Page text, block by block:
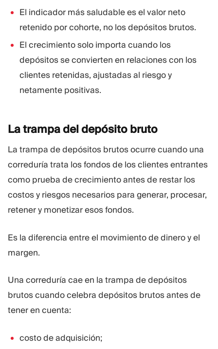
El indicador más saludable es el valor neto
retenido por cohorte, no los depósitos brutos.
El crecimiento solo importa cuando los
depósitos se convierten en relaciones con los
clientes retenidas, ajustadas al riesgo y
netamente positivas.
La trampa del depósito bruto
La trampa de depósitos brutos ocurre cuando una
correduría trata los fondos de los clientes entrantes
como prueba de crecimiento antes de restar los
costos y riesgos necesarios para generar, procesar,
retener y monetizar esos fondos.
Es la diferencia entre el movimiento de dinero y el
margen.
Una correduría cae en la trampa de depósitos
brutos cuando celebra depósitos brutos antes de
tener en cuenta:
costo de adquisición;